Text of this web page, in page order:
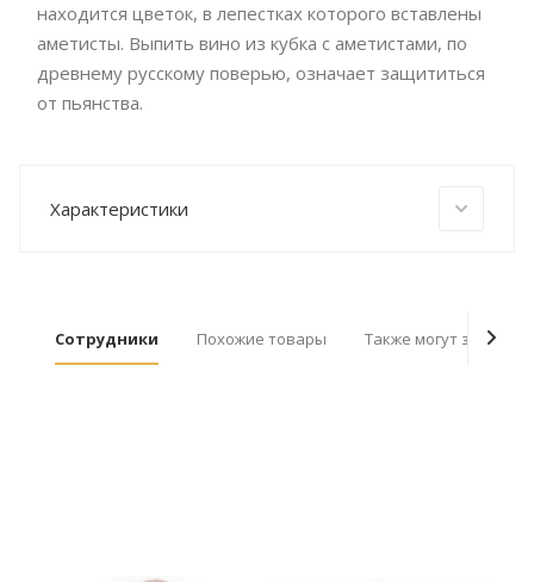
находится цветок, в лепестках которого вставлены
аметисты. Выпить вино из кубка с аметистами, по
древнему русскому поверью, означает защититься
от пьянства.
Характеристики
Сотрудники Похожие товары Также могут